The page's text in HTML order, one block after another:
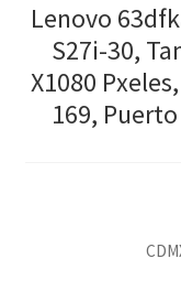
Lenovo
S27i-30,
X1080
169,